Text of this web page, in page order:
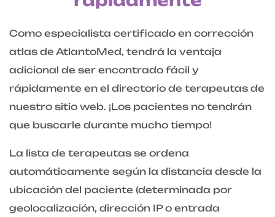
Como especialista certificado en corrección
atlas de AtlantoMed, tendrá la ventaja
adicional de ser encontrado fácil y
rápidamente en el directorio de terapeutas de
nuestro sitio web. ¡Los pacientes no tendrán
que buscarle durante mucho tiempo!
La lista de terapeutas se ordena
automáticamente según la distancia desde la
ubicación del paciente (determinada por
geolocalización, dirección IP o entrada